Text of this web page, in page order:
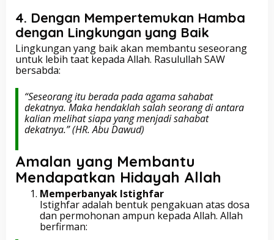
4. Dengan Mempertemukan Hamba
dengan Lingkungan yang Baik
Lingkungan yang baik akan membantu seseorang
untuk lebih taat kepada Allah. Rasulullah SAW
bersabda:
“Seseorang itu berada pada agama sahabat
dekatnya. Maka hendaklah salah seorang di antara
kalian melihat siapa yang menjadi sahabat
dekatnya.”(HR. Abu Dawud)
Amalan yang Membantu
Mendapatkan Hidayah Allah
Memperbanyak Istighfar
Istighfar adalah bentuk pengakuan atas dosa
dan permohonan ampun kepada Allah. Allah
berfirman: